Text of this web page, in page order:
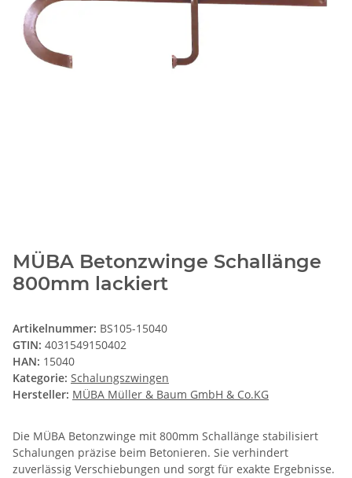
MÜBA Betonzwinge Schallänge
800mm lackiert
Artikelnummer: BS105-15040
GTIN: 4031549150402
HAN: 15040
Kategorie: Schalungszwingen
Hersteller: MÜBA Müller & Baum GmbH & Co.KG
Die MÜBA Betonzwinge mit 800mm Schallänge stabilisiert
Schalungen präzise beim Betonieren. Sie verhindert
zuverlässig Verschiebungen und sorgt für exakte Ergebnisse.